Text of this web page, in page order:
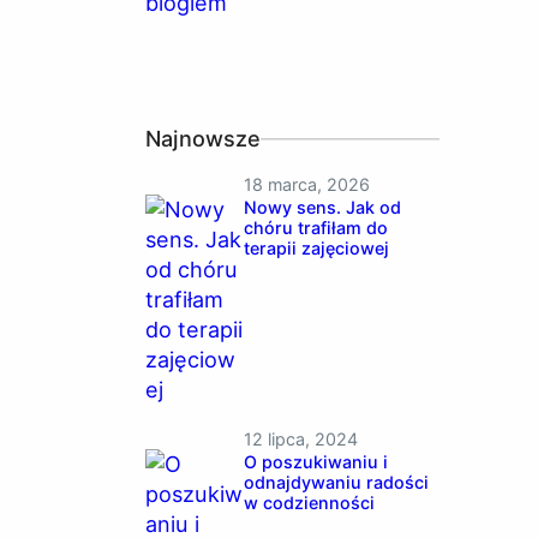
Najnowsze
18 marca, 2026
Nowy sens. Jak od
chóru trafiłam do
terapii zajęciowej
12 lipca, 2024
O poszukiwaniu i
odnajdywaniu radości
w codzienności